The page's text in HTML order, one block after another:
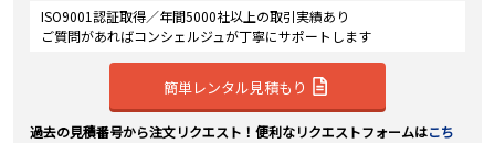
ISO9001認証取得／年間5000社以上の取引実績あり
ご質問があればコンシェルジュが丁寧にサポートします
簡単レンタル見積もり
過去の見積番号から注文リクエスト！便利なリクエストフォームはこち